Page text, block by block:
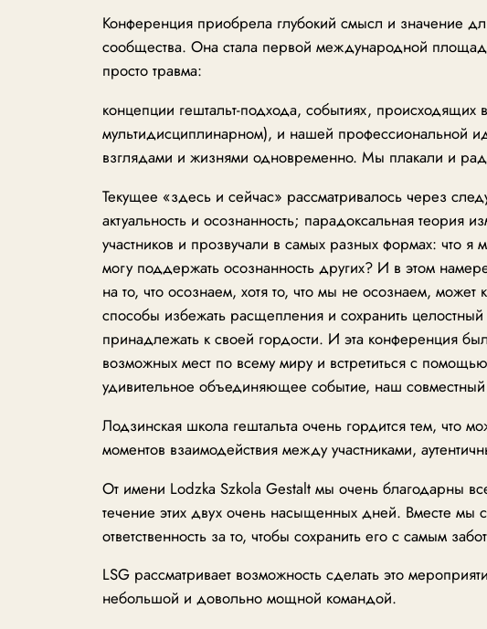
Конференция приобрела глубокий смысл и значение
сообщества. Она стала первой международной
просто травма:
концепции гештальт-подхода, событиях, происходящих
мультидисциплинарном), и нашей профессиональной
взглядами и жизнями одновременно. Мы плакали и
Текущее «здесь и сейчас» рассматривалось через
актуальность и осознанность; парадоксальная
участников и прозвучали в самых разных формах: что
могу поддержать осознанность других? И в этом
на то, что осознаем, хотя то, что мы не осознаем,
способы избежать расщепления и сохранить
принадлежать к своей гордости. И эта конференция
возможных мест по всему миру и встретиться с
удивительное объединяющее событие, наш
Лодзинская школа гештальта очень гордится тем, что
моментов взаимодействия между участниками,
От имени Lodzka Szkola Gestalt мы очень благодарны
течение этих двух очень насыщенных дней. Вместе мы
ответственность за то, чтобы сохранить его с самым
LSG рассматривает возможность сделать это
небольшой и довольно мощной командой.